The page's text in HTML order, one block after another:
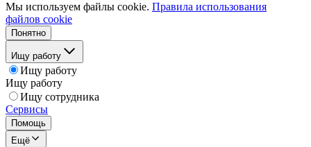
Мы используем файлы cookie. Правила использования
файлов cookie
Понятно
Ищу работу
Ищу работу
Ищу работу
Ищу сотрудника
Сервисы
Помощь
Ещё